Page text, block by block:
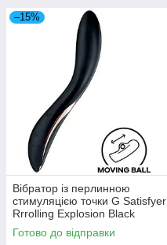
–15%
Вібратор із перлинною
стимуляцією точки G Satisfyer
Rrrolling Explosion Black
SO6074
Готово до відправки